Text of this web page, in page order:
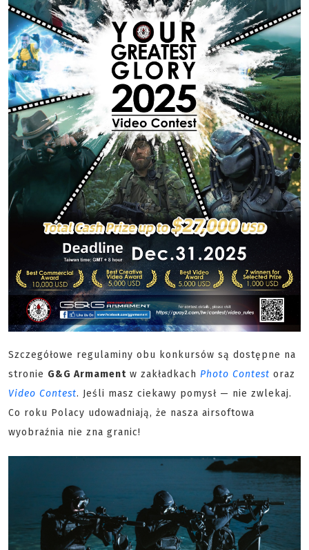
Szczegółowe regulaminy obu konkursów są dostępne na
stronie G&G Armament w zakładkach Photo Contest oraz
Video Contest. Jeśli masz ciekawy pomysł — nie zwlekaj.
Co roku Polacy udowadniają, że nasza airsoftowa
wyobraźnia nie zna granic!